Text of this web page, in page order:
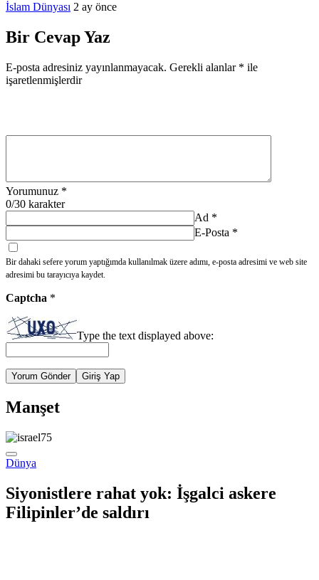
İslam Dünyası 2 ay önce
Bir Cevap Yaz
E-posta adresiniz yayınlanmayacak. Gerekli alanlar * ile
işaretlenmişlerdir
Yorumunuz *
0/30 karakter
Ad *
E-Posta *
Bir dahaki sefere yorum yaptığımda kullanılmak üzere adımı, e-posta adresimi ve web site
adresimi bu tarayıcıya kaydet.
Captcha *
Type the text displayed above:
Yorum Gönder Giriş Yap
Manşet
Dünya
Siyonistlere rahat yok: İşgalci askere
Filipinler’de saldırı